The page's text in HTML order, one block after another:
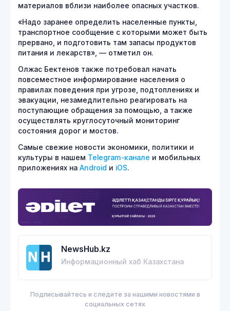
материалов вблизи наиболее опасных участков.
«Надо заранее определить населенные пункты,
транспортное сообщение с которыми может быть
прервано, и подготовить там запасы продуктов
питания и лекарств», — отметил он.
Олжас Бектенов также потребовал начать
повсеместное информирование населения о
правилах поведения при угрозе, подтоплениях и
эвакуации, незамедлительно реагировать на
поступающие обращения за помощью, а также
осуществлять круглосуточный мониторинг
состояния дорог и мостов.
Самые свежие новости экономики, политики и
культуры в нашем Telegram-канале и мобильных
приложениях на Android и iOS.
NewsHub.kz
Информационный хаб Казахстана
Подписывайтесь и следите за нашими новостями в
социальных сетях